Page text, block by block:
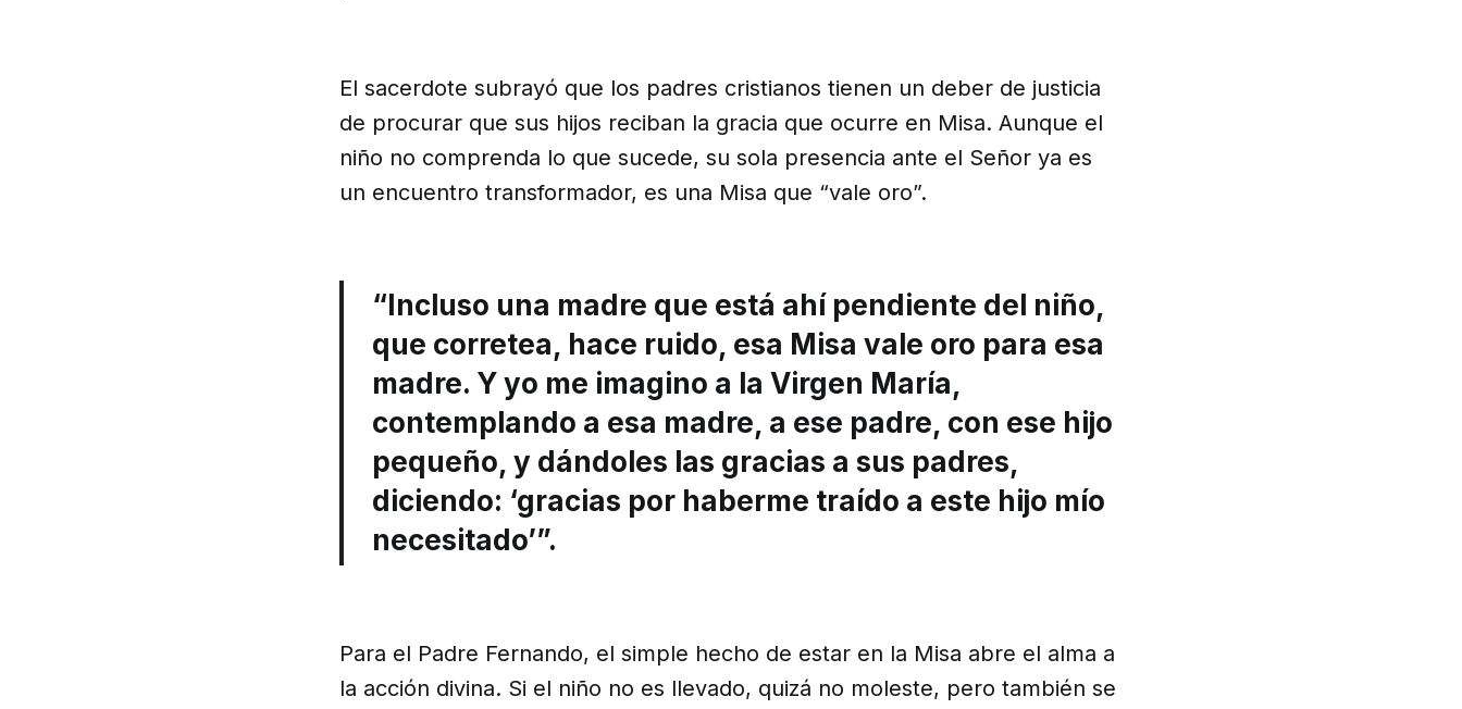
El sacerdote subrayó que los padres cristianos tienen un deber de justicia
de procurar que sus hijos reciban la gracia que ocurre en Misa. Aunque el
niño no comprenda lo que sucede, su sola presencia ante el Señor ya es
un encuentro transformador, es una Misa que “vale oro”.
“Incluso una madre que está ahí pendiente del niño,
que corretea, hace ruido, esa Misa vale oro para esa
madre. Y yo me imagino a la Virgen María,
contemplando a esa madre, a ese padre, con ese hijo
pequeño, y dándoles las gracias a sus padres,
diciendo: ‘gracias por haberme traído a este hijo mío
necesitado’”.
Para el Padre Fernando, el simple hecho de estar en la Misa abre el alma a
la acción divina. Si el niño no es llevado, quizá no moleste, pero también se